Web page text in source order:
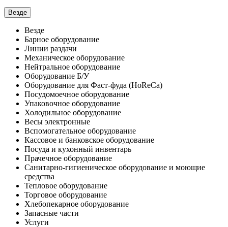
Везде
Везде
Барное оборудование
Линии раздачи
Механическое оборудование
Нейтральное оборудование
Оборудование Б/У
Оборудование для Фаст-фуда (HoReCa)
Посудомоечное оборудование
Упаковочное оборудование
Холодильное оборудование
Весы электронные
Вспомогательное оборудование
Кассовое и банковское оборудование
Посуда и кухонный инвентарь
Прачечное оборудование
Санитарно-гигиеническое оборудование и моющие
средства
Тепловое оборудование
Торговое оборудование
Хлебопекарное оборудование
Запасные части
Услуги